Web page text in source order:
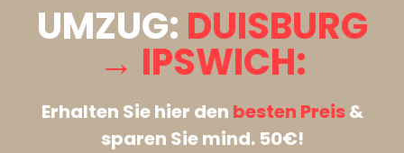
UMZUG: DUISBURG
→ IPSWICH:
Erhalten Sie hier den besten Preis&
sparen Sie mind. 50€!